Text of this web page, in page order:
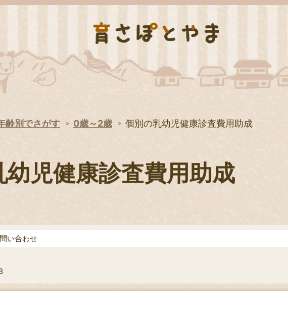
齢別でさがす 0歳～2歳 個別の乳幼児健康診査費用助成
児健康診査費用助成
い合わせ